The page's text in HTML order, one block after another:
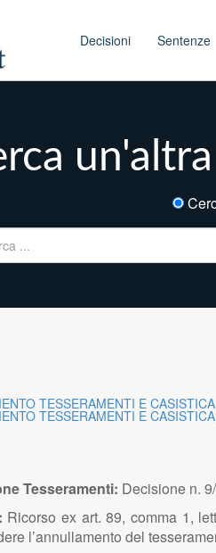
Decisioni Sentenze
per:
TESSERAMENTI E CASISTICA
TESSERAMENTI E CASISTICA
Tesseramenti: Decisione n.
Ricorso ex art. 89, comma 1,
l’annullamento del